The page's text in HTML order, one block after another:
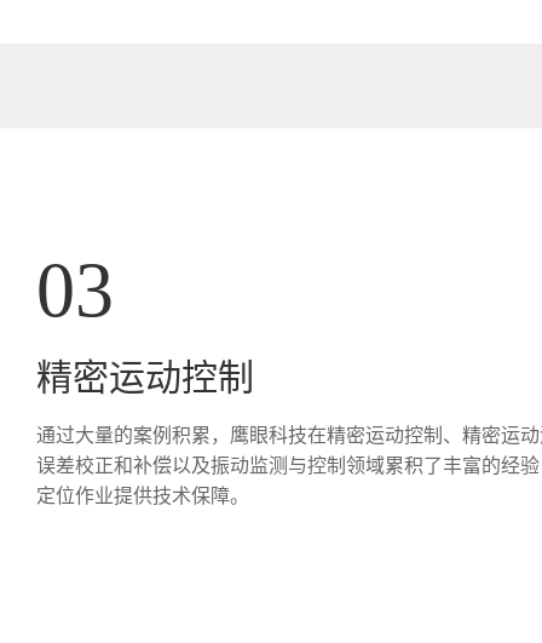
03
精密运动控制
通过大量的案例积累，鹰眼科技在精密运动控制、精密运
误差校正和补偿以及振动监测与控制领域累积了丰富的经
定位作业提供技术保障。